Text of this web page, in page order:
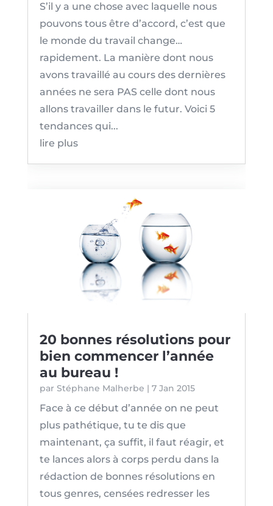
S’il y a une chose avec laquelle nous
pouvons tous être d’accord, c’est que
le monde du travail change…
rapidement. La manière dont nous
avons travaillé au cours des dernières
années ne sera PAS celle dont nous
allons travailler dans le futur. Voici 5
tendances qui...
lire plus
20 bonnes résolutions pour
bien commencer l’année
au bureau !
par Stéphane Malherbe | 7 Jan 2015
Face à ce début d’année on ne peut
plus pathétique, tu te dis que
maintenant, ça suffit, il faut réagir, et
te lances alors à corps perdu dans la
rédaction de bonnes résolutions en
tous genres, censées redresser les